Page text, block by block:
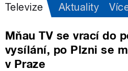
Televize Aktuality
Mňau TV se vrací do
vysílání, po Plzni se
v Praze